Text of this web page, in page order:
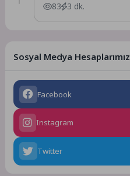
83
3 dk.
Sosyal Medya Hesaplarımız
Facebook
Instagram
Twitter